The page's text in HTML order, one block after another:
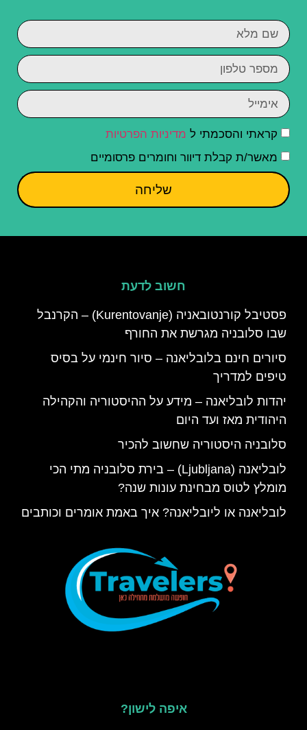
קראתי והסכמתי ל מדיניות הפרטיות
מאשר/ת קבלת דיוור וחומרים פרסומיים
שליחה
חשוב לדעת
פסטיבל קורנטובאניה (Kurentovanje) – הקרנבל
שבו סלובניה מגרשת את החורף
סיורים חינם בלובליאנה – סיור חינמי על בסיס
טיפים למדריך
יהדות לובליאנה – מידע על ההיסטוריה והקהילה
היהודית מאז ועד היום
סלובניה היסטוריה שחשוב להכיר
לובליאנה (Ljubljana) – בירת סלובניה מתי הכי
מומלץ לטוס מבחינת עונות שנה?
לובליאנה או ליובליאנה? איך באמת אומרים וכותבים
איפה לישון?